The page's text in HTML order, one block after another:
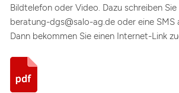
Bildtelefon oder Video. Dazu schreiben
beratung-dgs@salo-ag.de oder eine SMS
Dann bekommen Sie einen Internet-Link